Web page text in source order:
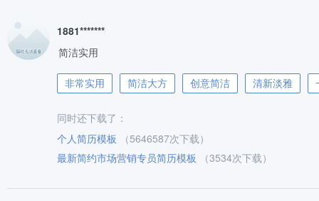
1881*******
简洁实用
非常实用 简洁大方 创意简洁 清新淡雅
同时还下载了：
个人简历模板
（5646587次下载）
最新简约市场营销专员简历模板
（3534次下载）